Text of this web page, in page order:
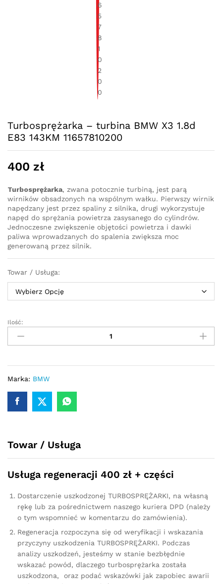
Turbosprężarka – turbina BMW X3 1.8d
E83 143KM 11657810200
400 zł
Turbosprężarka, zwana potocznie turbiną, jest parą
wirników obsadzonych na wspólnym wałku. Pierwszy wirnik
napędzany jest przez spaliny z silnika, drugi wykorzystuje
napęd do sprężania powietrza zasysanego do cylindrów.
Jednoczesne zwiększenie objętości powietrza i dawki
paliwa wprowadzanych do spalenia zwiększa moc
generowaną przez silnik.
Towar / Usługa:
Turbosprężarka
turbina
X3
1.8d
143KM
11657810200
Ilość:
Marka: BMW
Towar / Usługa
Usługa regeneracji 400 zł + części
Dostarczenie uszkodzonej TURBOSPRĘŻARKI, na własną
rękę lub za pośrednictwem naszego kuriera DPD (należy
o tym wspomnieć w komentarzu do zamówienia).
Regeneracja rozpoczyna się od weryfikacji i wskazania
przyczyny uszkodzenia TURBOSPRĘŻARKI. Podczas
analizy uszkodzeń, jesteśmy w stanie bezbłędnie
wskazać powód, dlaczego turbosprężarka została
uszkodzona, oraz podać wskazówki jak zapobiec awarii